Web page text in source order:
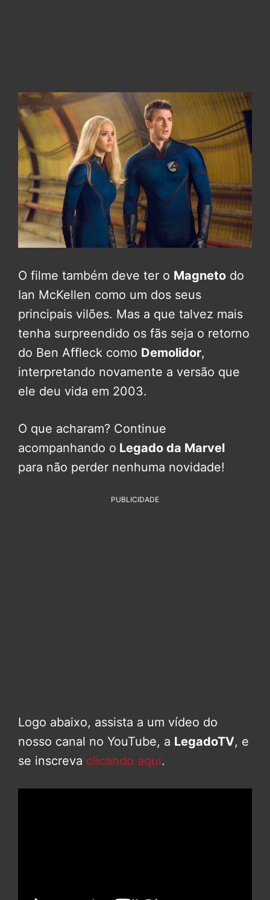
O filme também deve ter o Magneto do
Ian McKellen como um dos seus
principais vilões. Mas a que talvez mais
tenha surpreendido os fãs seja o retorno
do Ben Affleck como Demolidor,
interpretando novamente a versão que
ele deu vida em 2003.
O que acharam? Continue
acompanhando o Legado da Marvel
para não perder nenhuma novidade!
PUBLICIDADE
Logo abaixo, assista a um vídeo do
nosso canal no YouTube, a LegadoTV, e
se inscreva clicando aqui.